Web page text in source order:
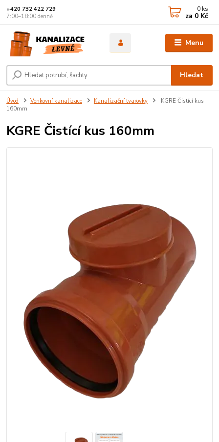
Menu
Hledat
+420 732 422 729
7:00–18:00 denně
0 ks
za 0 Kč
Úvod Venkovní kanalizace Kanalizační tvarovky
KGRE Čistící kus
160mm
KGRE Čistící kus 160mm